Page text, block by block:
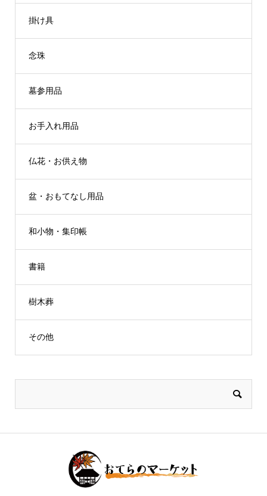
掛け具
念珠
墓参用品
お手入れ用品
仏花・お供え物
盆・おもてなし用品
和小物・集印帳
書籍
樹木葬
その他